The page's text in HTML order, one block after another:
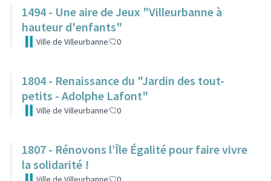
1494 - Une aire de Jeux "Villeurbanne à
hauteur d'enfants"
Ville de Villeurbanne 0
1804 - Renaissance du "Jardin des tout-
petits - Adolphe Lafont"
Ville de Villeurbanne 0
1807 - Rénovons l’Île Égalité pour faire vivre
la solidarité !